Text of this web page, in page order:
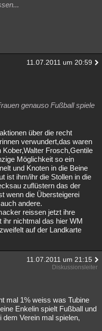
11.07.2011 um 20:59
genauso Fußball spiele
über die recht
verwundert,das waren
Frosch,Gentile
Möglichkeit so ein
und Knoten in die Beine
ist ihm/ihr die Stollen in die
zuflüstern das der
wenn die Übersteigerei
andere.
reissen jetzt ihre
nichtmal das hier WM
auf der Landkarte
11.07.2011 um 21:15
Diskussionsleiter
mal 1% weiss was Tubine
Enkelin spielt Fußball und
Verein mal spielen,